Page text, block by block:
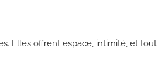
Elles offrent espace, intimité, et tout